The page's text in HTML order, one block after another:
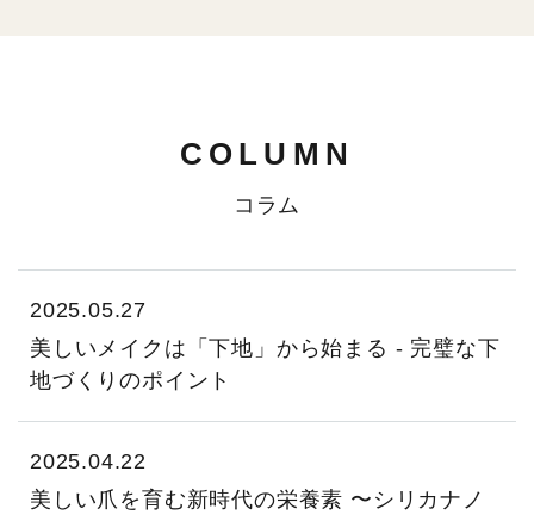
COLUMN
コラム
2025.05.27
美しいメイクは「下地」から始まる - 完璧な下
地づくりのポイント
2025.04.22
美しい爪を育む新時代の栄養素 〜シリカナノ